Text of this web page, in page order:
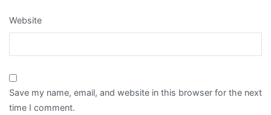
Website
Save my name, email, and website in this browser for the next
time I comment.